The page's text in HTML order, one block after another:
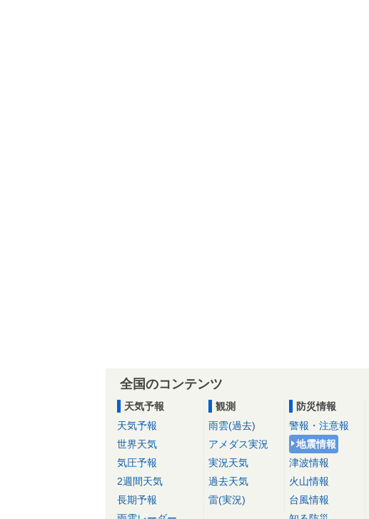
全国のコンテンツ
天気予報
天気予報
世界天気
気圧予報
2週間天気
長期予報
観測
雨雲(過去)
アメダス実況
実況天気
過去天気
雷(実況)
防災情報
警報・注意報
地震情報
津波情報
火山情報
台風情報